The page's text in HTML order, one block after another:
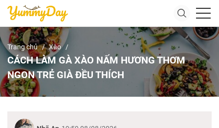
Trang chủ Xào
CÁCH LÀM GÀ XÀO NẤM HƯƠNG THƠM
NGON TRẺ GIÀ ĐỀU THÍCH